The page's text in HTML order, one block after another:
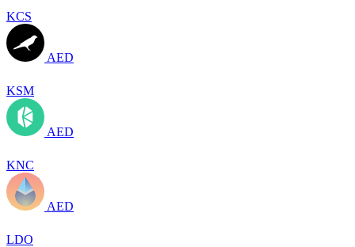
KCS
AED
KSM
AED
KNC
AED
LDO